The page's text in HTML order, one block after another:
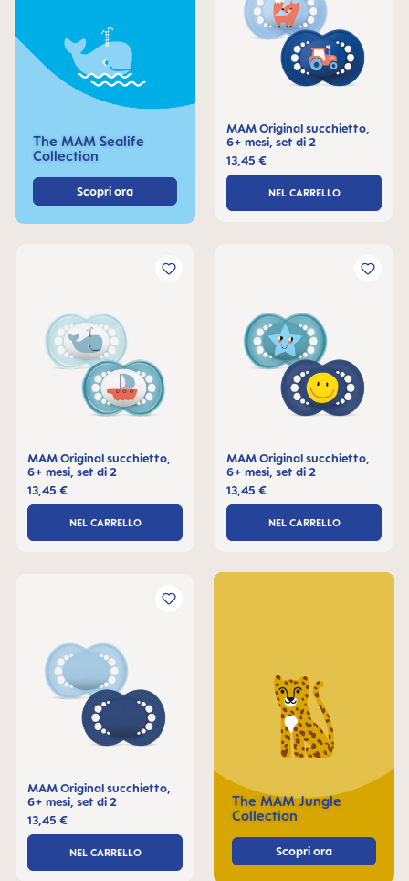
The MAM Jungle
Collection
Scopri ora
The MAM Sealife
Collection
Scopri ora
MAM Original succhietto,
6+ mesi, set di 2
13,45 €
NEL CARRELLO
MAM Original succhietto,
6+ mesi, set di 2
13,45 €
NEL CARRELLO
MAM Original succhietto,
6+ mesi, set di 2
13,45 €
NEL CARRELLO
MAM Original succhietto,
6+ mesi, set di 2
13,45 €
NEL CARRELLO